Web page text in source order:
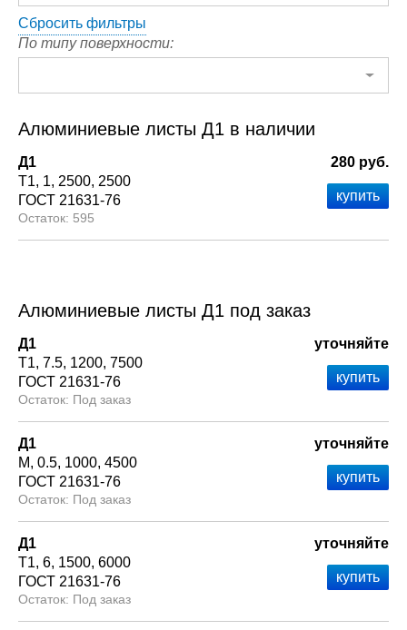
Сбросить фильтры
По типу поверхности:
Алюминиевые листы Д1 в наличии
Д1
Т1 1 2500 2500
ГОСТ 21631-76
595
280 руб.
Алюминиевые листы Д1 под заказ
Д1
Т1 7.5 1200 7500
ГОСТ 21631-76
Под заказ
уточняйте
Д1
М 0.5 1000 4500
ГОСТ 21631-76
Под заказ
уточняйте
Д1
Т1 6 1500 6000
ГОСТ 21631-76
Под заказ
уточняйте